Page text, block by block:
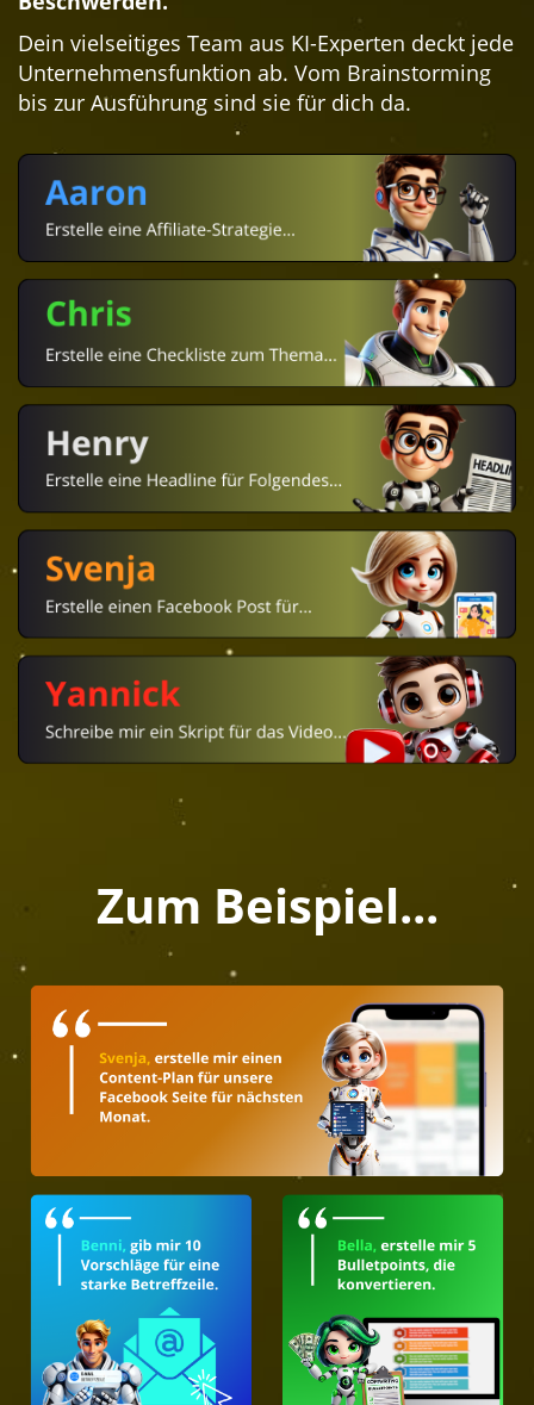
Dein vielseitiges Team aus KI-Experten deckt jede
Unternehmensfunktion ab. Vom Brainstorming
bis zur Ausführung sind sie für dich da.
Zum Beispiel...